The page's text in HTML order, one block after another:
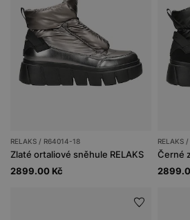
RELAKS / R64014-18
Zlaté ortaliové sněhule RELAKS
2899.00 Kč
RELAKS